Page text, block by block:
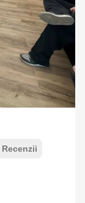
Recenzii